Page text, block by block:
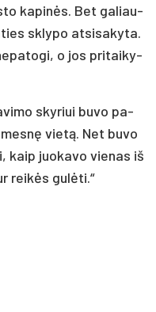
ka­pi­nės. Bet ga­liau­
skly­po at­si­sa­ky­ta.
o jos pri­tai­ky­
sky­riui bu­vo pa­
vie­tą. Net bu­vo
kaip juo­ka­vo vie­nas iš
rei­kės gu­lė­ti.“